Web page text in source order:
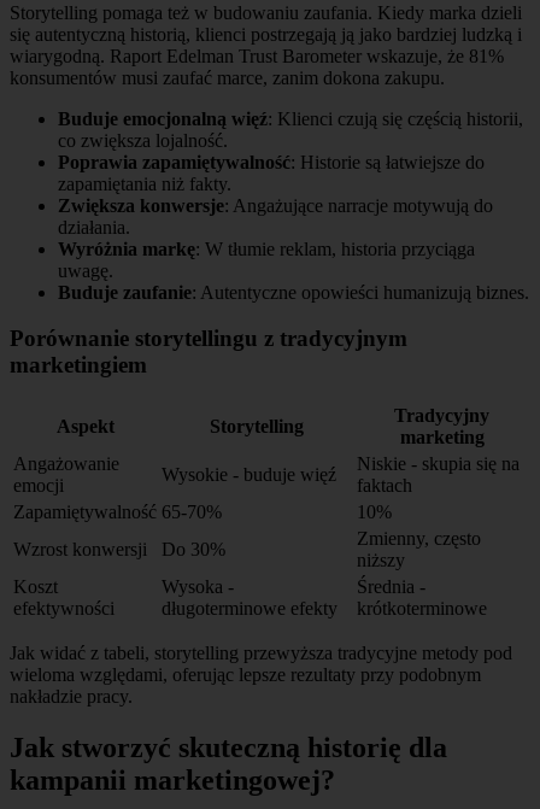
Storytelling pomaga też w budowaniu zaufania. Kiedy marka dzieli
się autentyczną historią, klienci postrzegają ją jako bardziej ludzką i
wiarygodną. Raport Edelman Trust Barometer wskazuje, że 81%
konsumentów musi zaufać marce, zanim dokona zakupu.
Buduje emocjonalną więź: Klienci czują się częścią historii,
co zwiększa lojalność.
Poprawia zapamiętywalność: Historie są łatwiejsze do
zapamiętania niż fakty.
Zwiększa konwersje: Angażujące narracje motywują do
działania.
Wyróżnia markę: W tłumie reklam, historia przyciąga
uwagę.
Buduje zaufanie: Autentyczne opowieści humanizują biznes.
Porównanie storytellingu z tradycyjnym
marketingiem
Aspekt Storytelling
Tradycyjny
marketing
Angażowanie
emocji
Wysokie - buduje więź
Niskie - skupia się na
faktach
Zapamiętywalność 65-70%
10%
Wzrost konwersji
Do 30%
Zmienny, często
niższy
Koszt
efektywności
Wysoka -
długoterminowe efekty
Średnia -
krótkoterminowe
Jak widać z tabeli, storytelling przewyższa tradycyjne metody pod
wieloma względami, oferując lepsze rezultaty przy podobnym
nakładzie pracy.
Jak stworzyć skuteczną historię dla
kampanii marketingowej?